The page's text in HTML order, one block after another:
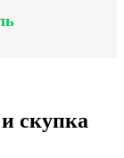
скупка